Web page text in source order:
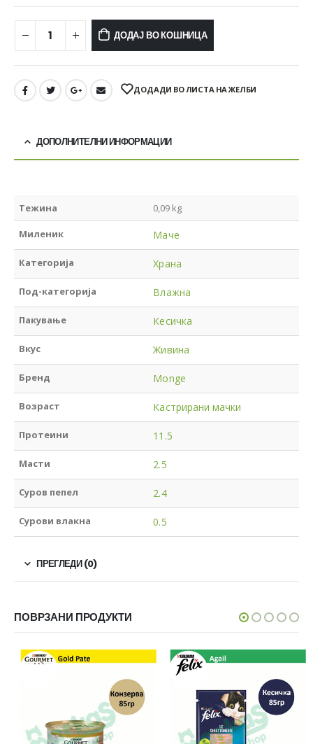
ДОДАЈ ВО КОШНИЦА
ДОДАДИ ВО ЛИСТА НА ЖЕЛБИ
ДОПОЛНИТЕЛНИ ИНФОРМАЦИИ
Тежина 0,09 kg
Миленик Маче
Категорија Храна
Под-категорија Влажна
Пакување Кесичка
Вкус Живина
Бренд Monge
Возраст Кастрирани мачки
Протеини 11.5
Масти 2.5
Суров пепел 2.4
Сурови влакна 0.5
ПРЕГЛЕДИ (0)
ПОВРЗАНИ ПРОДУКТИ